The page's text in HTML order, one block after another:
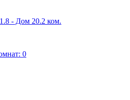
- Дом 20.2 ком.
0